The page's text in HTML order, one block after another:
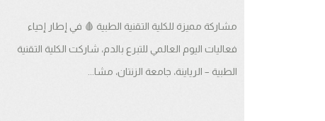
مشاركة مميزة للكلية التقنية الطبية 🩸 في إطار إحياء
فعاليات اليوم العالمي للتبرع بالدم، شاركت الكلية التقنية
الطبية – الرياينة، جامعة الزنتان، مشا...